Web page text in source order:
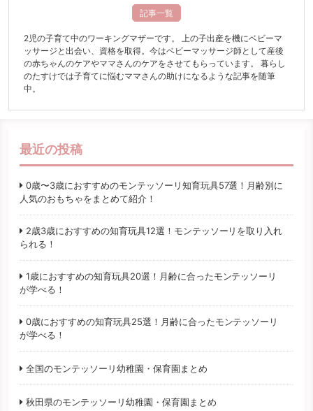
記事一覧
2児の子育て中のワーキングマザーです。 上の子出産を機にベビーマ
ッサージと出会い、資格を取得。今はベビーマッサージ師として産後
の赤ちゃんのケアやママさんのケアをさせてもらっています。 暮らし
のたすけでは子育てに悩むママさんの助けになるような記事を随筆
中。
最近の投稿
0歳〜3歳におすすめのモンテッソーリ知育玩具57選！月齢別に
人気のおもちゃをまとめて紹介！
2歳3歳におすすめの知育玩具12選！モンテッソーリを取り入れ
られる！
1歳におすすめの知育玩具20選！月齢に合ったモンテッソーリ
が学べる！
0歳におすすめの知育玩具25選！月齢に合ったモンテッソーリ
が学べる！
全国のモンテッソーリ幼稚園・保育園まとめ
秋田県のモンテッソーリ幼稚園・保育園まとめ